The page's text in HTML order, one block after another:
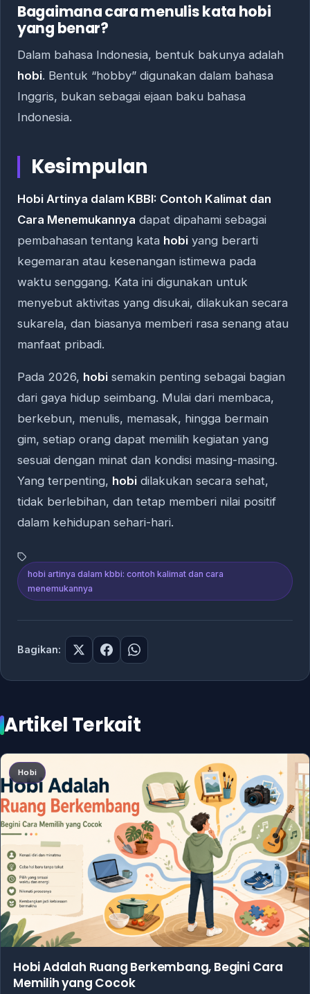
Bagaimana cara menulis kata hobi
yang benar?
Dalam bahasa Indonesia, bentuk bakunya adalah
hobi. Bentuk “hobby” digunakan dalam bahasa
Inggris, bukan sebagai ejaan baku bahasa
Indonesia.
Kesimpulan
Hobi Artinya dalam KBBI: Contoh Kalimat dan
Cara Menemukannya dapat dipahami sebagai
pembahasan tentang kata hobi yang berarti
kegemaran atau kesenangan istimewa pada
waktu senggang. Kata ini digunakan untuk
menyebut aktivitas yang disukai, dilakukan secara
sukarela, dan biasanya memberi rasa senang atau
manfaat pribadi.
Pada 2026, hobi semakin penting sebagai bagian
dari gaya hidup seimbang. Mulai dari membaca,
berkebun, menulis, memasak, hingga bermain
gim, setiap orang dapat memilih kegiatan yang
sesuai dengan minat dan kondisi masing-masing.
Yang terpenting, hobi dilakukan secara sehat,
tidak berlebihan, dan tetap memberi nilai positif
dalam kehidupan sehari-hari.
hobi artinya dalam kbbi: contoh kalimat dan cara
menemukannya
Bagikan:
Artikel Terkait
Hobi
Hobi Adalah Ruang Berkembang, Begini Cara
Memilih yang Cocok